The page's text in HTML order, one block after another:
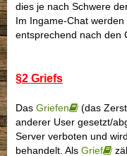
dies je nach Schwere
Im Ingame-Chat
entsprechend nach den
§2 Griefs
Das Griefen
(das
anderer User gesetzt/
Server verboten und
behandelt. Als Grief